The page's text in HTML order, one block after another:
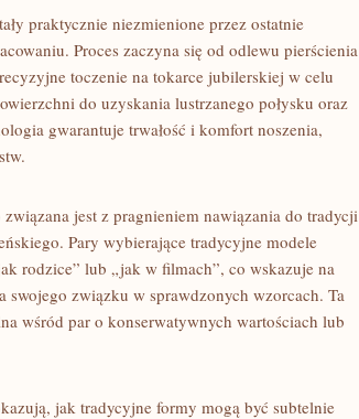
praktycznie niezmienione przez ostatnie
Proces zaczyna się od odlewu pierścienia
toczenie na tokarce jubilerskiej w celu
do uzyskania lustrzanego połysku oraz
gwarantuje trwałość i komfort noszenia,
jest z pragnieniem nawiązania do tradycji
Pary wybierające tradycyjne modele
rodzice” lub „jak w filmach”, co wskazuje na
swojego związku w sprawdzonych wzorcach. Ta
wśród par o konserwatywnych wartościach lub
jak tradycyjne formy mogą być subtelnie